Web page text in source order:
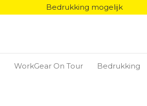
Bedrukking mogelijk
WorkGear On Tour Bedrukking